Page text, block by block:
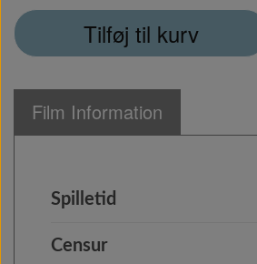
Tilføj til kurv
Film Information
Spilletid
Censur